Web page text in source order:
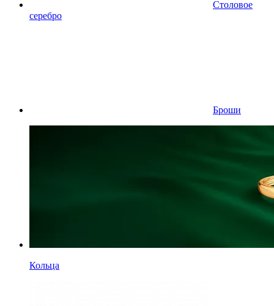
Столовое
серебро
Броши
Кольца